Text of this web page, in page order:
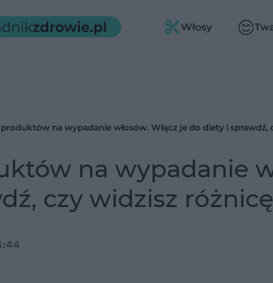
Włosy
na wypadanie włosów. Włącz je do diety i sprawdź,
na wypadanie
czy widzisz różnicę